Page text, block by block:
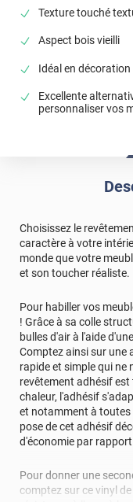
Texture touché
Aspect bois vieilli
Idéal en
Excellente
personnaliser vos
Choisissez le
caractère à votre
monde que votre
et son toucher réaliste.
Pour habiller vos
! Grâce à sa colle
bulles d'air à l'aide
Comptez ainsi sur une
rapide et simple qui ne
revêtement adhésif
chaleur, l'adhésif
et notamment à toutes
pose de cet adhésif
d'économie par
Pour donner une
comptez sur ce vinyl